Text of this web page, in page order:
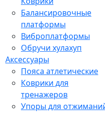
Балансировочные
платформы
Виброплатформы
Обручи хулахуп
Аксессуары
Пояса атлетические
Коврики для
тренажеров
Упоры для